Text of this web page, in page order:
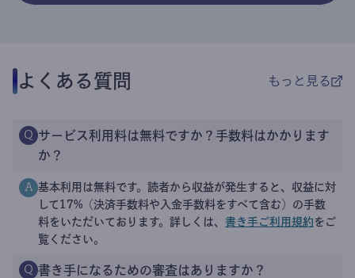
よくある質問 もっと見る
Q サービス利用料は無料ですか？手数料はかかります
か？
A 基本利用は無料です。読者から収益が発生すると、収益に対
して17%（決済手数料や入金手数料をすべて含む）の手数
料をいただいております。詳しくは、 書き手ご利用規約 をご
覧ください。
Q 書き手になるための審査はありますか？